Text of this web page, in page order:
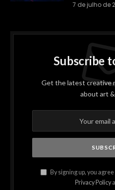
7 de julho de
Subscribe
Get the latest creative
about art
By signing up, you
Privacy Policy